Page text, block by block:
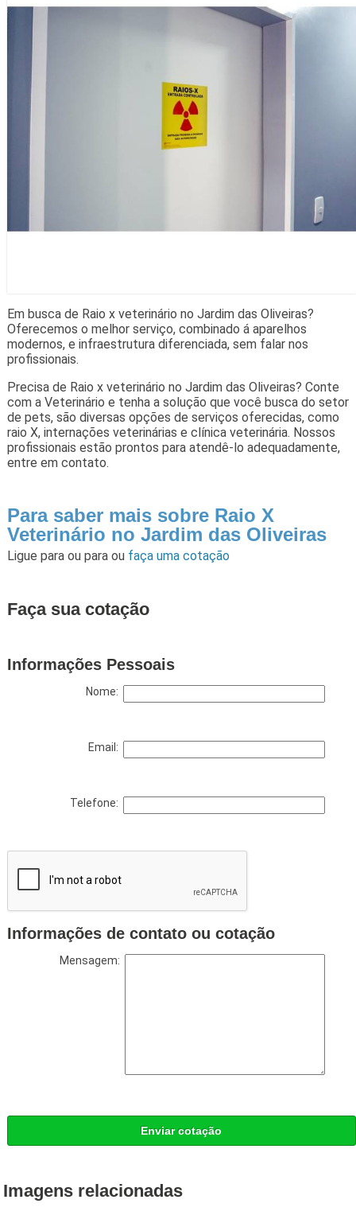
Em busca de Raio x veterinário no Jardim das Oliveiras?
Oferecemos o melhor serviço, combinado á aparelhos
modernos, e infraestrutura diferenciada, sem falar nos
profissionais.
Precisa de Raio x veterinário no Jardim das Oliveiras? Conte
com a Veterinário e tenha a solução que você busca do setor
de pets, são diversas opções de serviços oferecidas, como
raio X, internações veterinárias e clínica veterinária. Nossos
profissionais estão prontos para atendê-lo adequadamente,
entre em contato.
Para saber mais sobre Raio X
Veterinário no Jardim das Oliveiras
Ligue para ou para ou faça uma cotação
Faça sua cotação
Informações Pessoais
Nome:
Email:
Telefone:
Informações de contato ou cotação
Mensagem:
Enviar cotação
Imagens relacionadas